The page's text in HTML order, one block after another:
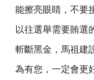
能擦亮眼睛，不要
以往選舉需要賄選
斬斷黑金，馬祖建
為有您，一定會更